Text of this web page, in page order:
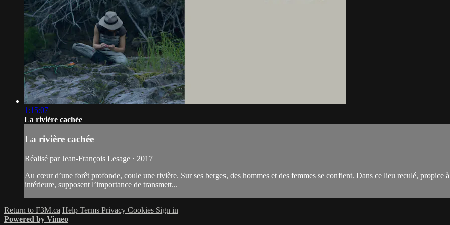
1:15:07
La rivière cachée
La rivière cachée
Réalisé par Jean-François Lesage · 2017
Au cœur d’une forêt profonde, coule une rivière. Sur ses berges, des hommes et des femmes se confient. Dans ce lieu reculé,
intérieure, supposent l’importance de transmett...
Return to F3M.ca Help Terms Privacy Cookies Sign in
Powered by Vimeo